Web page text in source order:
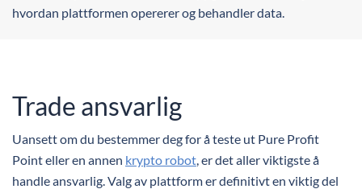
hvordan plattformen opererer og behandler data.
Trade ansvarlig
Uansett om du bestemmer deg for å teste ut Pure Profit
Point eller en annen krypto robot, er det aller viktigste å
handle ansvarlig. Valg av plattform er definitivt en viktig del